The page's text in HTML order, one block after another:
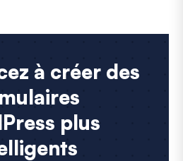
à créer des
plus